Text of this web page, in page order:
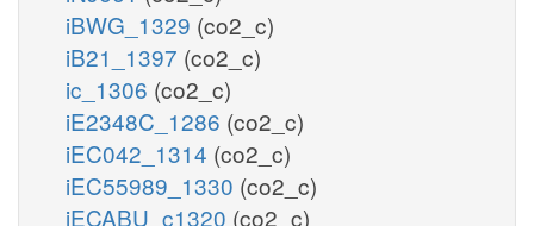
iBWG_1329 (co2_c)
iB21_1397 (co2_c)
ic_1306 (co2_c)
iE2348C_1286 (co2_c)
iEC042_1314 (co2_c)
iEC55989_1330 (co2_c)
iECABU_c1320 (co2_c)